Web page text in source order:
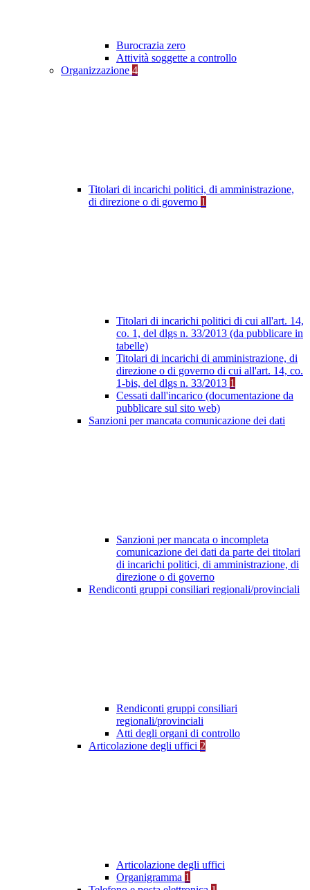
Burocrazia zero
Attività soggette a controllo
Organizzazione 4
Titolari di incarichi politici, di amministrazione,
di direzione o di governo 1
Titolari di incarichi politici di cui all'art. 14,
co. 1, del dlgs n. 33/2013 (da pubblicare in
tabelle)
Titolari di incarichi di amministrazione, di
direzione o di governo di cui all'art. 14, co.
1-bis, del dlgs n. 33/2013 1
Cessati dall'incarico (documentazione da
pubblicare sul sito web)
Sanzioni per mancata comunicazione dei dati
Sanzioni per mancata o incompleta
comunicazione dei dati da parte dei titolari
di incarichi politici, di amministrazione, di
direzione o di governo
Rendiconti gruppi consiliari regionali/provinciali
Rendiconti gruppi consiliari
regionali/provinciali
Atti degli organi di controllo
Articolazione degli uffici 2
Articolazione degli uffici
Organigramma 1